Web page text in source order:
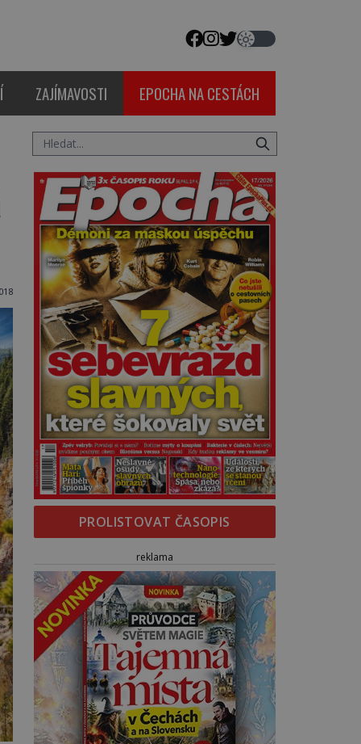
ZAJÍMAVOSTI EPOCHA NA CESTÁCH
PROLISTOVAT ČASOPIS
reklama